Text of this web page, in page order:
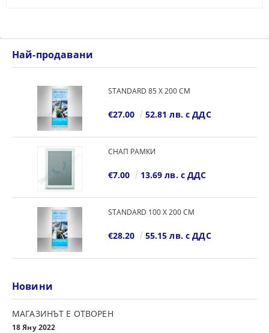
Най-продавани
STANDARD 85 Х 200 СМ
€27.00 52.81 лв. с ДДС
СНАП РАМКИ
€7.00 13.69 лв. с ДДС
STANDARD 100 Х 200 СМ
€28.20 55.15 лв. с ДДС
Новини
МАГАЗИНЪТ Е ОТВОРЕН
18 Яну 2022